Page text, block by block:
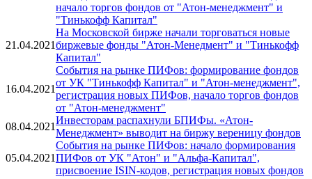
начало торгов фондов от "Атон-менеджмент" и
"Тинькофф Капитал"
21.04.2021
На Московской бирже начали торговаться новые
биржевые фонды "Атон-Менедмент" и "Тинькофф
Капитал"
16.04.2021
События на рынке ПИФов: формирование фондов
от УК "Тинькофф Капитал" и "Атон-менеджмент",
регистрация новых ПИФов, начало торгов фондов
от "Атон-менеджмент"
08.04.2021
Инвесторам распахнули БПИФы. «Атон-
Менеджмент» выводит на биржу вереницу фондов
05.04.2021
События на рынке ПИФов: начало формирования
ПИФов от УК "Атон" и "Альфа-Капитал",
присвоение ISIN-кодов, регистрация новых фондов